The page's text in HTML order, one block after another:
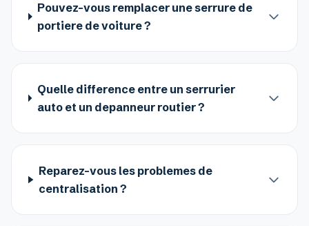
Pouvez-vous remplacer une serrure de
portiere de voiture ?
Quelle difference entre un serrurier
auto et un depanneur routier ?
Reparez-vous les problemes de
centralisation ?